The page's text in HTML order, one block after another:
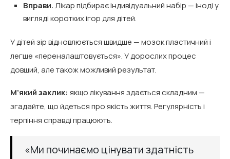
Вправи.Лікар підбирає індивідуальний набір — іноді у
вигляді коротких ігор для дітей.
У дітей зір відновлюється швидше — мозок пластичний і
легше «переналаштовується». У дорослих процес
довший, але також можливий результат.
М’який заклик: якщо лікування здається складним —
згадайте, що йдеться про якість життя. Регулярність і
терпіння справді працюють.
«Ми починаємо цінувати здатність